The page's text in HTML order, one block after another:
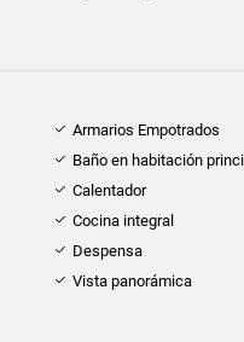
Armarios Empotrados
Baño en habitación
Calentador
Cocina integral
Despensa
Vista panorámica